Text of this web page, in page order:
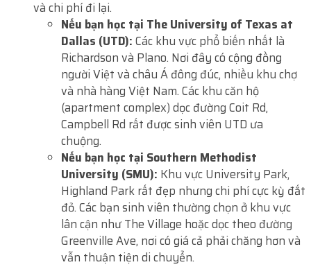
và chi phí đi lại.
Nếu bạn học tại The University of Texas at
Dallas (UTD): Các khu vực phổ biến nhất là
Richardson và Plano. Nơi đây có cộng đồng
người Việt và châu Á đông đúc, nhiều khu chợ
và nhà hàng Việt Nam. Các khu căn hộ
(apartment complex) dọc đường Coit Rd,
Campbell Rd rất được sinh viên UTD ưa
chuộng.
Nếu bạn học tại Southern Methodist
University (SMU): Khu vực University Park,
Highland Park rất đẹp nhưng chi phí cực kỳ đắt
đỏ. Các bạn sinh viên thường chọn ở khu vực
lân cận như The Village hoặc dọc theo đường
Greenville Ave, nơi có giá cả phải chăng hơn và
vẫn thuận tiện di chuyển.